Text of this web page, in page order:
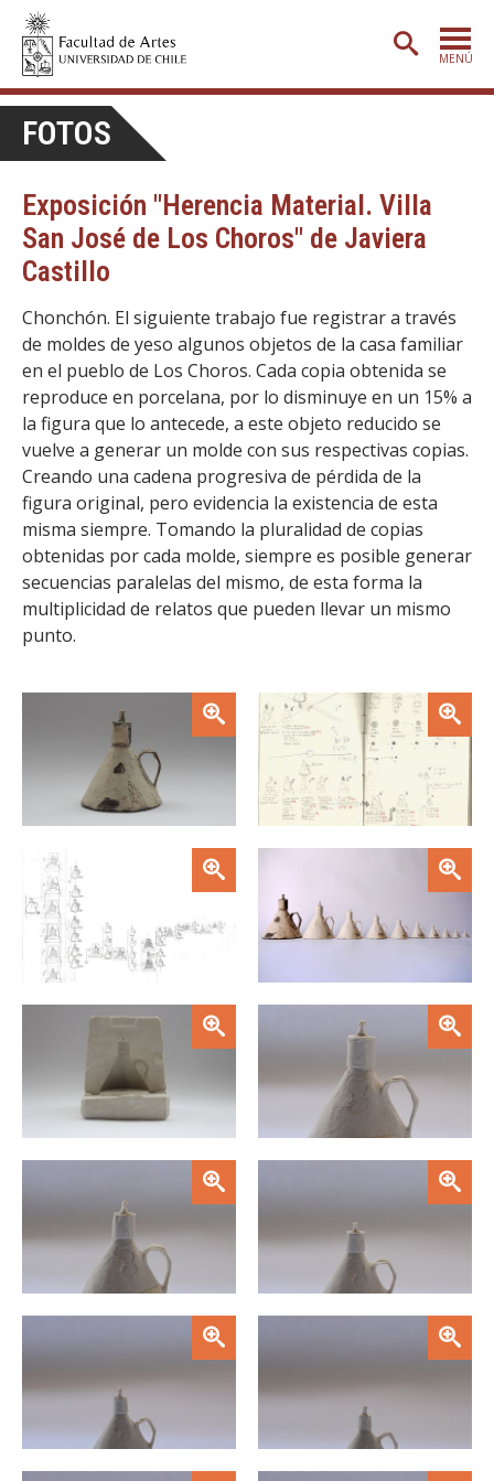
MENÚ
ETAPA BÁSICA
CARRERAS
EXTENSIÓN
CREACIÓNE INVESTIGACIÓN
BIBLIOTECA
DEPARTAMENTOS
FACULTAD
Estudiantes
Académicas/os
Funcionarias/os
Egresadas/os
FOTOS
Exposición "Herencia Material. Villa
San José de Los Choros" de Javiera
Castillo
Chonchón. El siguiente trabajo fue registrar a través
de moldes de yeso algunos objetos de la casa familiar
en el pueblo de Los Choros. Cada copia obtenida se
reproduce en porcelana, por lo disminuye en un 15% a
la figura que lo antecede, a este objeto reducido se
vuelve a generar un molde con sus respectivas copias.
Creando una cadena progresiva de pérdida de la
figura original, pero evidencia la existencia de esta
misma siempre. Tomando la pluralidad de copias
obtenidas por cada molde, siempre es posible generar
secuencias paralelas del mismo, de esta forma la
multiplicidad de relatos que pueden llevar un mismo
punto.
Zoom
Zoom